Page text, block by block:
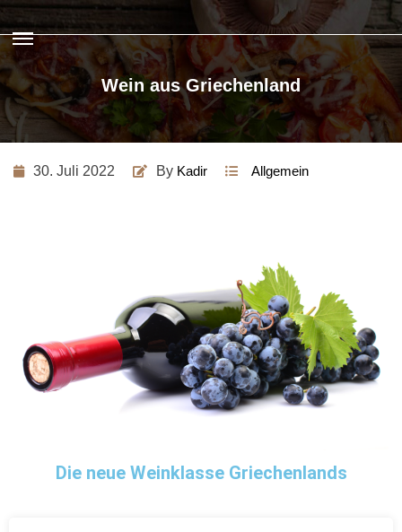
Wein aus Griechenland
30. Juli 2022 By Kadir Allgemein
Die neue Weinklasse Griechenlands